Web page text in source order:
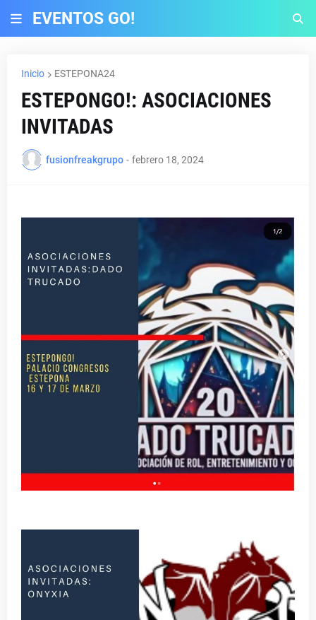
EVENTOS GO!
Inicio ESTEPONA24
ESTEPONGO!: ASOCIACIONES
INVITADAS
fusionfreakgrupo - febrero 18, 2024